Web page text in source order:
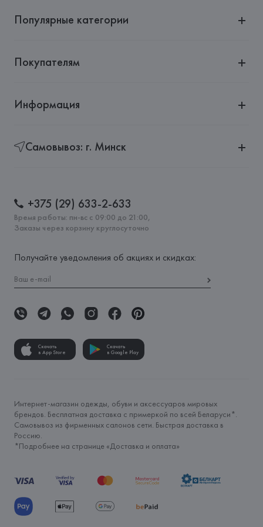
Популярные категории
Покупателям
Информация
Самовывоз: г. Минск
+375 (29) 633-2-633
Время работы: пн-вс с 09:00 до 21:00,
Заказы через корзину круглосуточно
Получайте уведомления об акциях и скидках:
Скачать
в App Store
Скачать
в Google Play
Интернет-магазин одежды, обуви и аксессуаров мировых
брендов. Бесплатная доставка с примеркой по всей Беларуси*.
Самовывоз из фирменных салонов сети. Быстрая доставка в
Россию.
*Подробнее на странице «Доставка и оплата»